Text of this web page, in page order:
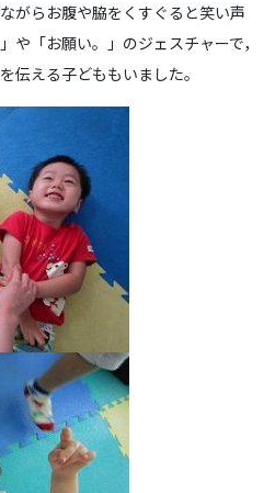
がらお腹や脇をくすぐると笑い声
や「お願い。」のジェスチャーで，
伝える子どももいました。